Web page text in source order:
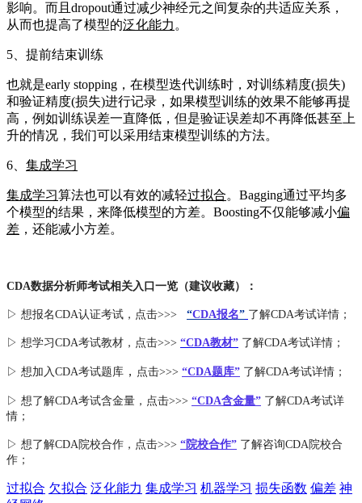
影响。而且dropout通过减少神经元之间复杂的共适应关系，
从而也提高了模型的泛化能力 。
5、提前结束训练
也就是early stopping，在模型迭代训练时，对训练精度(损失)
和验证精度(损失)进行记录，如果模型训练的效果不能够再提
高，例如训练误差一直降低，但是验证误差却不再降低甚至上
升的情况，我们可以采用结束模型训练的方法。
6、 集成学习
集成学习算法也可以有效的减轻过拟合。Bagging通过平均多
个模型的结果，来降低模型的方差。Boosting不仅能够减小偏
差 ，还能减小方差。
CDA数据分析师考试相关入口一览（建议收藏）：
▷ 想报名CDA认证考试，点击>>> “CDA报名” 了解CDA考试详情；
▷ 想学习CDA考试教材，点击>>> “CDA教材” 了解CDA考试详情；
▷ 想加入CDA考试题库 ， 点击>>> “CDA题库” 了解CDA考试详情；
▷ 想了解CDA考试含金量 ，点击>>> “CDA含金量” 了解CDA考试详
情；
▷ 想了解CDA院校合作 ，点击>>> “院校合作” 了解咨询CDA院校合
作；
过拟合 欠拟合 泛化能力 集成学习 机器学习 损失函数 偏差 神